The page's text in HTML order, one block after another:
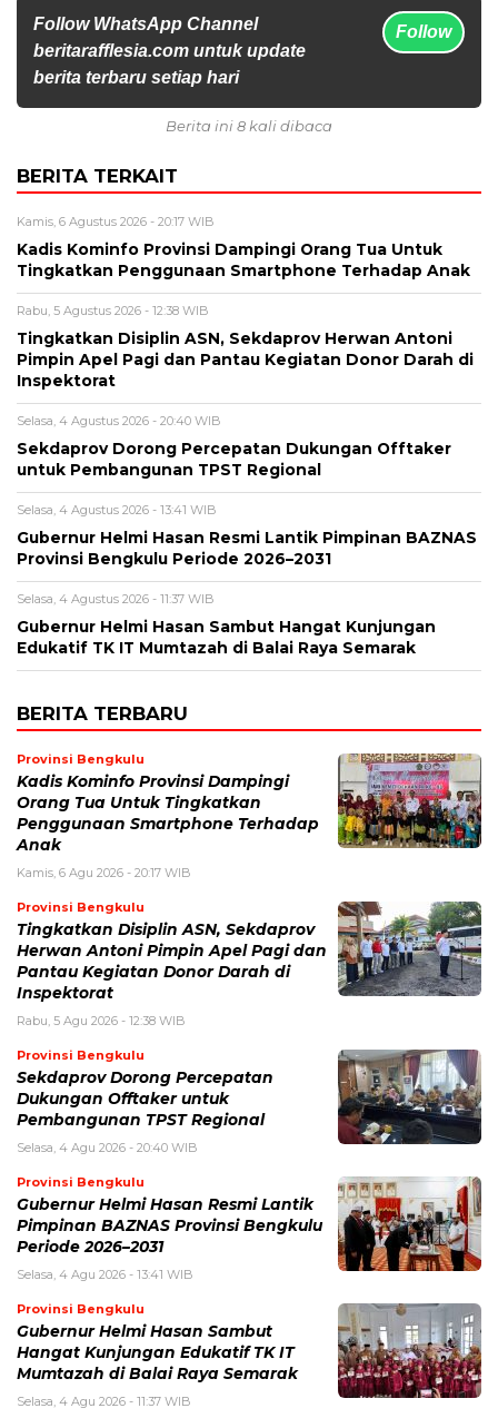
Follow WhatsApp Channel
beritarafflesia.com untuk update
berita terbaru setiap hari
Follow
Berita ini 8 kali dibaca
BERITA TERKAIT
Kamis, 6 Agustus 2026 - 20:17 WIB
Kadis Kominfo Provinsi Dampingi Orang Tua Untuk
Tingkatkan Penggunaan Smartphone Terhadap Anak
Rabu, 5 Agustus 2026 - 12:38 WIB
Tingkatkan Disiplin ASN, Sekdaprov Herwan Antoni
Pimpin Apel Pagi dan Pantau Kegiatan Donor Darah di
Inspektorat
Selasa, 4 Agustus 2026 - 20:40 WIB
Sekdaprov Dorong Percepatan Dukungan Offtaker
untuk Pembangunan TPST Regional
Selasa, 4 Agustus 2026 - 13:41 WIB
Gubernur Helmi Hasan Resmi Lantik Pimpinan BAZNAS
Provinsi Bengkulu Periode 2026–2031
Selasa, 4 Agustus 2026 - 11:37 WIB
Gubernur Helmi Hasan Sambut Hangat Kunjungan
Edukatif TK IT Mumtazah di Balai Raya Semarak
BERITA TERBARU
Provinsi Bengkulu
Kadis Kominfo Provinsi Dampingi
Orang Tua Untuk Tingkatkan
Penggunaan Smartphone Terhadap
Anak
Kamis, 6 Agu 2026 - 20:17 WIB
Provinsi Bengkulu
Tingkatkan Disiplin ASN, Sekdaprov
Herwan Antoni Pimpin Apel Pagi dan
Pantau Kegiatan Donor Darah di
Inspektorat
Rabu, 5 Agu 2026 - 12:38 WIB
Provinsi Bengkulu
Sekdaprov Dorong Percepatan
Dukungan Offtaker untuk
Pembangunan TPST Regional
Selasa, 4 Agu 2026 - 20:40 WIB
Provinsi Bengkulu
Gubernur Helmi Hasan Resmi Lantik
Pimpinan BAZNAS Provinsi Bengkulu
Periode 2026–2031
Selasa, 4 Agu 2026 - 13:41 WIB
Provinsi Bengkulu
Gubernur Helmi Hasan Sambut
Hangat Kunjungan Edukatif TK IT
Mumtazah di Balai Raya Semarak
Selasa, 4 Agu 2026 - 11:37 WIB